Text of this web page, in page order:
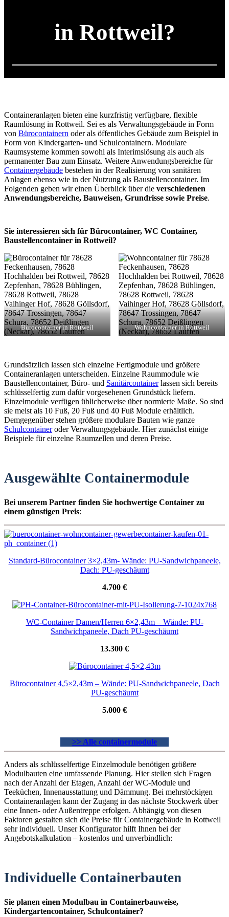
in Rottweil?
Containeranlagen bieten eine kurzfristig verfügbare, flexible
Raumlösung in Rottweil. Sei es als Verwaltungsgebäude in Form
von Bürocontainern oder als öffentliches Gebäude zum Beispiel in
Form von Kindergarten- und Schulcontainern. Modulare
Raumsysteme kommen sowohl als Interimslösung als auch als
permanenter Bau zum Einsatz. Weitere Anwendungsbereiche für
Containergebäude bestehen in der Realisierung von sanitären
Anlagen ebenso wie in der Nutzung als Baustellencontainer. Im
Folgenden geben wir einen Überblick über die verschiedenen
Anwendungsbereiche, Bauweisen, Grundrisse sowie Preise.
Sie interessieren sich für Bürocontainer, WC Container,
Baustellencontainer in Rottweil?
Bürocontainer in Rottweil Wohncontainer in Rottweil
Grundsätzlich lassen sich einzelne Fertigmodule und größere
Containeranlagen unterscheiden. Einzelne Raummodule wie
Baustellencontainer, Büro- und Sanitärcontainerlassen sich bereits
schlüsselfertig zum dafür vorgesehenen Grundstück liefern.
Einzelmodule verfügen üblicherweise über normierte Maße. So sind
sie meist als 10 Fuß, 20 Fuß und 40 Fuß Module erhältlich.
Demgegenüber stehen größere modulare Bauten wie ganze
Schulcontaineroder Verwaltungsgebäude. Hier zunächst einige
Beispiele für einzelne Raumzellen und deren Preise.
Ausgewählte Containermodule
Bei unserem Partner finden Sie hochwertige Container zu
einem günstigen Preis:
Standard-Bürocontainer 3×2,43m- Wände: PU-Sandwichpaneele,
Dach: PU-geschäumt
4.700 €
WC-Container Damen/Herren 6×2,43m – Wände: PU-
Sandwichpaneele, Dach PU-geschäumt
13.300 €
Bürocontainer 4,5×2,43m – Wände: PU-Sandwichpaneele, Dach
PU-geschäumt
5.000 €
>> Alle containermodule
Anders als schlüsselfertige Einzelmodule benötigen größere
Modulbauten eine umfassende Planung. Hier stellen sich Fragen
nach der Anzahl der Etagen, Anzahl der WC-Module und
Teeküchen, Innenausstattung und Dämmung. Bei mehrstöckigen
Containeranlagen kann der Zugang in das nächste Stockwerk über
eine Innen- oder Außentreppe erfolgen. Abhängig von diesen
Faktoren gestalten sich die Preise für Containergebäude in Rottweil
sehr individuell. Unser Konfigurator hilft Ihnen bei der
Angebotskalkulation – kostenlos und unverbindlich:
Individuelle Containerbauten
Sie planen einen Modulbau in Containerbauweise,
Kindergartencontainer, Schulcontainer?